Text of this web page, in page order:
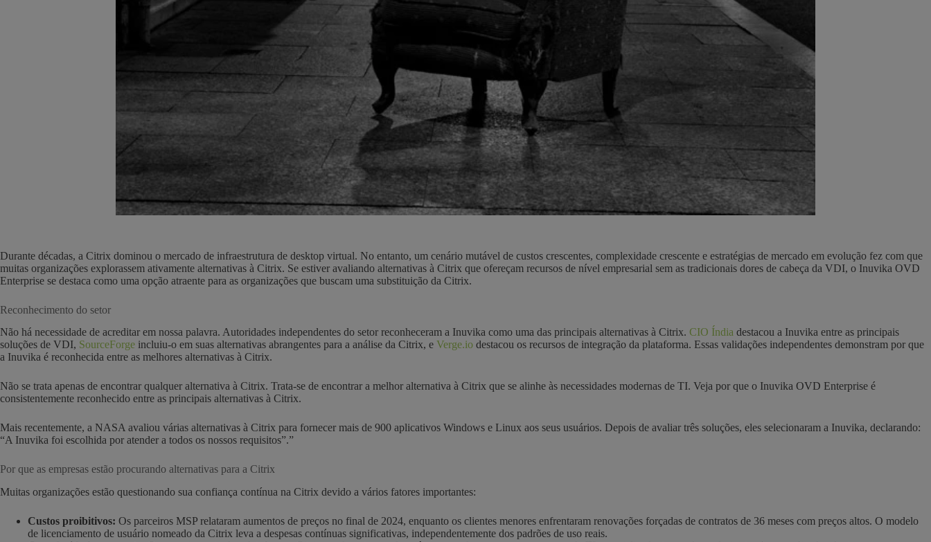
Durante décadas, a Citrix dominou o mercado de infraestrutura de desktop virtual. No entanto, um cenário mutável de custos crescentes, complexidade crescente e estratégias de mercado em evolução fez com que
muitas organizações explorassem ativamente alternativas à Citrix. Se estiver avaliando alternativas à Citrix que ofereçam recursos de nível empresarial sem as tradicionais dores de cabeça da VDI, o Inuvika OVD
Enterprise se destaca como uma opção atraente para as organizações que buscam uma substituição da Citrix.
Reconhecimento do setor
Não há necessidade de acreditar em nossa palavra. Autoridades independentes do setor reconheceram a Inuvika como uma das principais alternativas à Citrix. CIO Índia destacou a Inuvika entre as principais
soluções de VDI, SourceForge incluiu-o em suas alternativas abrangentes para a análise da Citrix, e Verge.io destacou os recursos de integração da plataforma. Essas validações independentes demonstram por que
a Inuvika é reconhecida entre as melhores alternativas à Citrix.
Não se trata apenas de encontrar qualquer alternativa à Citrix. Trata-se de encontrar a melhor alternativa à Citrix que se alinhe às necessidades modernas de TI. Veja por que o Inuvika OVD Enterprise é
consistentemente reconhecido entre as principais alternativas à Citrix.
Mais recentemente, a NASA avaliou várias alternativas à Citrix para fornecer mais de 900 aplicativos Windows e Linux aos seus usuários. Depois de avaliar três soluções, eles selecionaram a Inuvika, declarando:
“A Inuvika foi escolhida por atender a todos os nossos requisitos”.”
Por que as empresas estão procurando alternativas para a Citrix
Muitas organizações estão questionando sua confiança contínua na Citrix devido a vários fatores importantes:
Custos proibitivos: Os parceiros MSP relataram aumentos de preços no final de 2024, enquanto os clientes menores enfrentaram renovações forçadas de contratos de 36 meses com preços altos. O modelo
de licenciamento de usuário nomeado da Citrix leva a despesas contínuas significativas, independentemente dos padrões de uso reais.